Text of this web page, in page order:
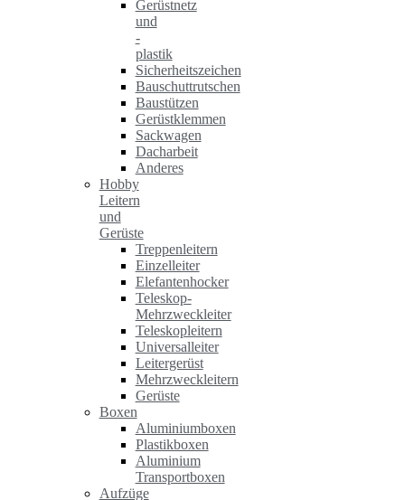
Gerüstnetz
und
-
plastik
Sicherheitszeichen
Bauschuttrutschen
Baustützen
Gerüstklemmen
Sackwagen
Dacharbeit
Anderes
Hobby
Leitern
und
Gerüste
Treppenleitern
Einzelleiter
Elefantenhocker
Teleskop-
Mehrzweckleiter
Teleskopleitern
Universalleiter
Leitergerüst
Mehrzweckleitern
Gerüste
Boxen
Aluminiumboxen
Plastikboxen
Aluminium
Transportboxen
Aufzüge